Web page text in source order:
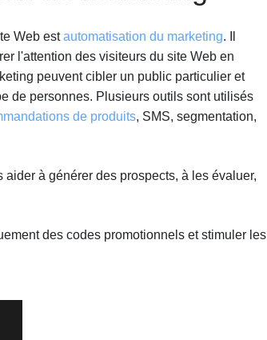
Web estautomatisation du marketing. Il
l'attention des visiteurs du site Web en
peuvent cibler un public particulier et
de personnes. Plusieurs outils sont utilisés
de produits, SMS, segmentation,
à générer des prospects, à les évaluer,
des codes promotionnels et stimuler les